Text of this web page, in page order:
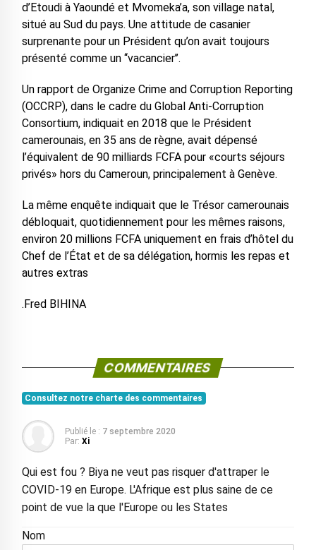
d’Etoudi à Yaoundé et Mvomeka’a, son village natal,
situé au Sud du pays. Une attitude de casanier
surprenante pour un Président qu’on avait toujours
présenté comme un ‘‘vacancier’’.
Un rapport de Organize Crime and Corruption Reporting
(OCCRP), dans le cadre du Global Anti-Corruption
Consortium, indiquait en 2018 que le Président
camerounais, en 35 ans de règne, avait dépensé
l’équivalent de 90 milliards FCFA pour «courts séjours
privés» hors du Cameroun, principalement à Genève.
La même enquête indiquait que le Trésor camerounais
débloquait, quotidiennement pour les mêmes raisons,
environ 20 millions FCFA uniquement en frais d’hôtel du
Chef de l’État et de sa délégation, hormis les repas et
autres extras
.Fred BIHINA
COMMENTAIRES
Consultez notre charte des commentaires
Publié le : 7 septembre 2020
Par: Xi
Qui est fou ? Biya ne veut pas risquer d'attraper le
COVID-19 en Europe. L'Afrique est plus saine de ce
point de vue la que l'Europe ou les States
Nom